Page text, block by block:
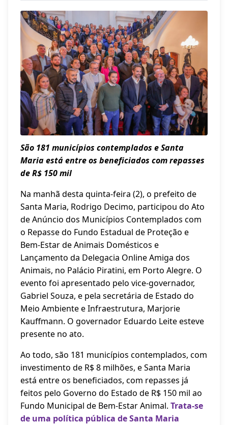
São 181 municípios contemplados e Santa
Maria está entre os beneficiados com repasses
de R$ 150 mil
Na manhã desta quinta-feira (2), o prefeito de
Santa Maria, Rodrigo Decimo, participou do Ato
de Anúncio dos Municípios Contemplados com
o Repasse do Fundo Estadual de Proteção e
Bem-Estar de Animais Domésticos e
Lançamento da Delegacia Online Amiga dos
Animais, no Palácio Piratini, em Porto Alegre. O
evento foi apresentado pelo vice-governador,
Gabriel Souza, e pela secretária de Estado do
Meio Ambiente e Infraestrutura, Marjorie
Kauffmann. O governador Eduardo Leite esteve
presente no ato.
Ao todo, são 181 municípios contemplados, com
investimento de R$ 8 milhões, e Santa Maria
está entre os beneficiados, com repasses já
feitos pelo Governo do Estado de R$ 150 mil ao
Fundo Municipal de Bem-Estar Animal. Trata-se
de uma política pública de Santa Maria